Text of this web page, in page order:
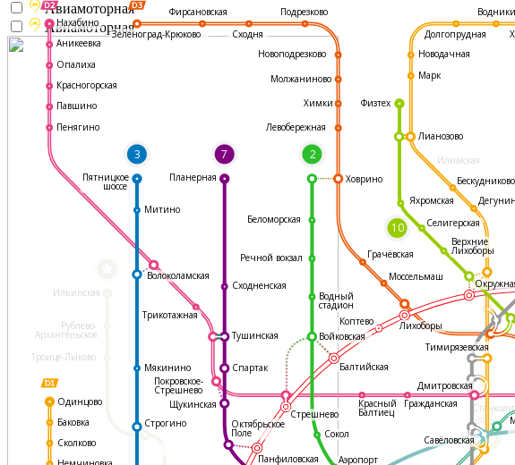
Илимская
Ильинская
Рублево-
Архангельское
Троице-Лыково
3 7 2
10
Фирсановская
Сходня
Подрезково
Новоподрезково
Молжаниново
Химки
Левобережная
Ховрино
Грачёвская
Моссельмаш
Аэропорт
Сокол
Красный
Балтиец
Гражданская
Дмитровская
Коптево Лихоборы
Балтийская
Войковская
Водный
стадион
Сходненская
Трикотажная
Волоколамская
Тушинская
Мякинино
Строгино
Митино
Нахабино
Аникеевка
Опалиха
Красногорская
Павшино
Пенягино
Одинцово
Баковка
Сколково
Пятницкое
шоссе
Планерная
Спартак
Стрешнево
Щукинская
Октябрьское
Поле
Панфиловская
Бескудниково
Верхние
Лихоборы
Селигерская
Физтех
Яхромская
Марк
Лианозово
Новодачная
Речной вокзал
Беломорская
Долгопрудная
Водники
Тимирязевская
Савёловская
Покровское-
Стрешнево
Зеленоград-Крюково
Авиамоторная
Авиамоторная